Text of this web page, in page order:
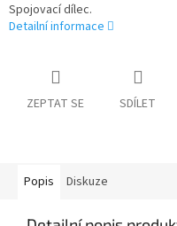
Spojovací dílec.
Detailní informace
ZEPTAT SE SDÍLET
Popis Diskuze